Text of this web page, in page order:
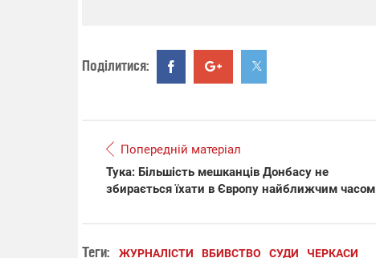
Поділитися:
Попередній матеріал
Тука: Більшість мешканців Донбасу не
збирається їхати в Європу найближчим часом
Теги: ЖУРНАЛІСТИ ВБИВСТВО СУДИ ЧЕРКАСИ